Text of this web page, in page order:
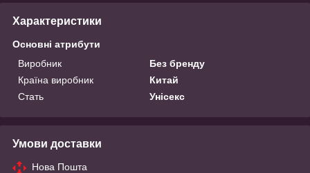
Характеристики
Основні атрибути
Виробник
Без бренду
Країна виробник
Китай
Стать
Унісекс
Умови доставки
Нова Пошта